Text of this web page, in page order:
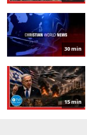
30 min
15 min